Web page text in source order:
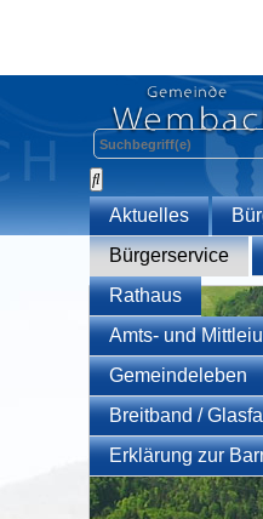
Aktuelles
Bürgerservice
Rathaus
Amts- und
Gemeindeleben
Breitband /
Erklärung zur